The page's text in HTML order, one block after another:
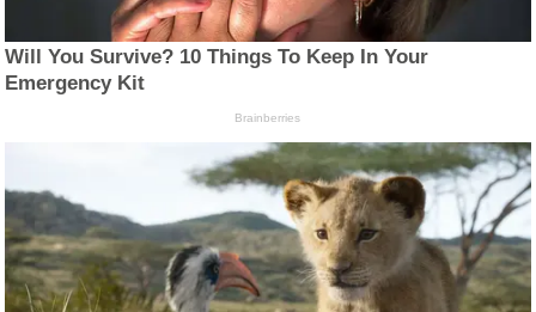
Will You Survive? 10 Things To Keep In Your
Emergency Kit
Brainberries